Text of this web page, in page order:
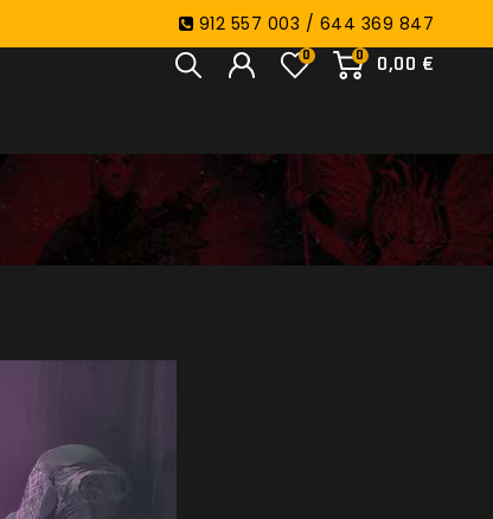
912 557 003 / 644 369 847
0
0,00 €
0